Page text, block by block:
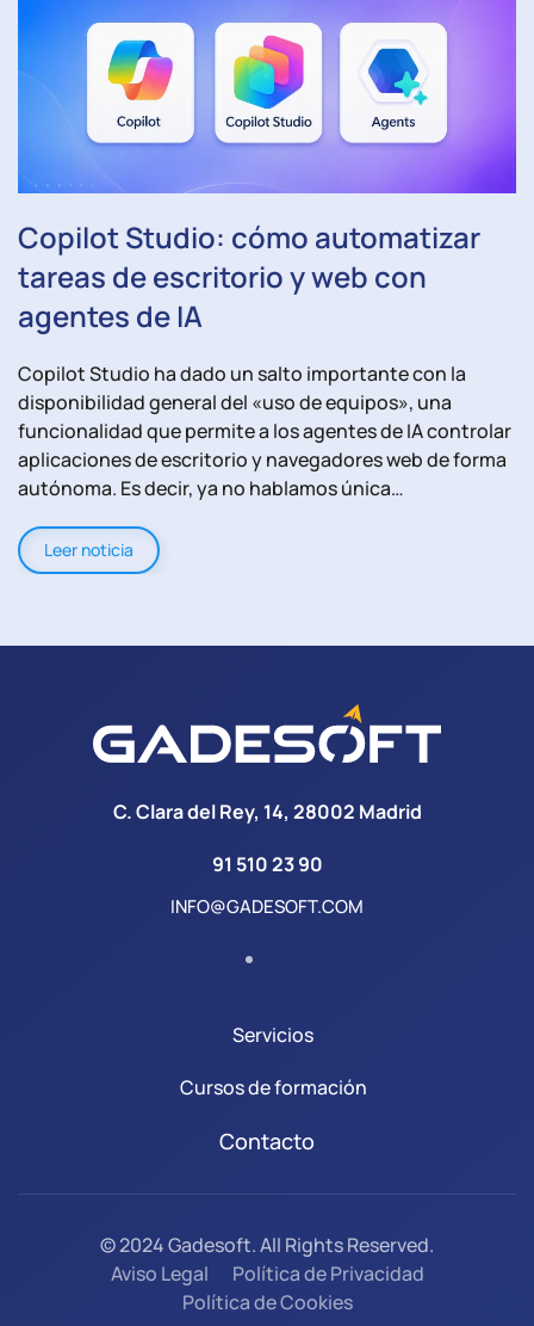
Copilot Studio: cómo automatizar
tareas de escritorio y web con
agentes de IA
Copilot Studio ha dado un salto importante con la
disponibilidad general del «uso de equipos», una
funcionalidad que permite a los agentes de IA controlar
aplicaciones de escritorio y navegadores web de forma
autónoma. Es decir, ya no hablamos única…
Leer noticia
C. Clara del Rey, 14, 28002 Madrid
91 510 23 90
INFO@GADESOFT.COM
Servicios
Cursos de formación
Contacto
© 2024 Gadesoft. All Rights Reserved.
Aviso Legal
Política de Privacidad
Política de Cookies